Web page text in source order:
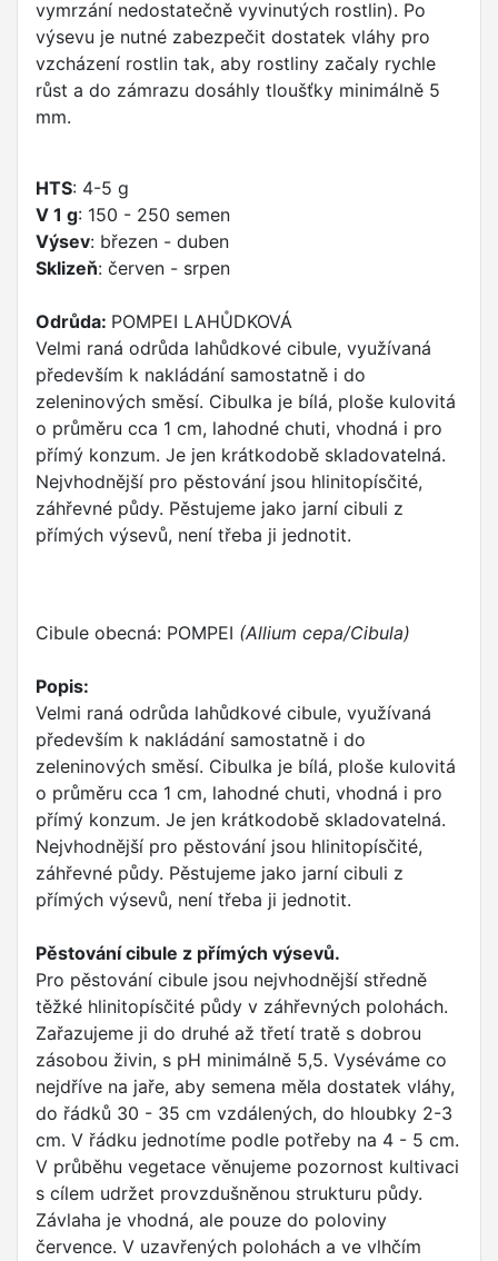
vymrzání nedostatečně vyvinutých rostlin). Po
výsevu je nutné zabezpečit dostatek vláhy pro
vzcházení rostlin tak, aby rostliny začaly rychle
růst a do zámrazu dosáhly tloušťky minimálně 5
mm.
HTS: 4-5 g
V 1 g: 150 - 250 semen
Výsev: březen - duben
Sklizeň: červen - srpen
Odrůda: POMPEI LAHŮDKOVÁ
Velmi raná odrůda lahůdkové cibule, využívaná
především k nakládání samostatně i do
zeleninových směsí. Cibulka je bílá, ploše kulovitá
o průměru cca 1 cm, lahodné chuti, vhodná i pro
přímý konzum. Je jen krátkodobě skladovatelná.
Nejvhodnější pro pěstování jsou hlinitopísčité,
záhřevné půdy. Pěstujeme jako jarní cibuli z
přímých výsevů, není třeba ji jednotit.
Cibule obecná: POMPEI (Allium cepa/Cibula)
Popis:
Velmi raná odrůda lahůdkové cibule, využívaná
především k nakládání samostatně i do
zeleninových směsí. Cibulka je bílá, ploše kulovitá
o průměru cca 1 cm, lahodné chuti, vhodná i pro
přímý konzum. Je jen krátkodobě skladovatelná.
Nejvhodnější pro pěstování jsou hlinitopísčité,
záhřevné půdy. Pěstujeme jako jarní cibuli z
přímých výsevů, není třeba ji jednotit.
Pěstování cibule z přímých výsevů.
Pro pěstování cibule jsou nejvhodnější středně
těžké hlinitopísčité půdy v záhřevných polohách.
Zařazujeme ji do druhé až třetí tratě s dobrou
zásobou živin, s pH minimálně 5,5. Vyséváme co
nejdříve na jaře, aby semena měla dostatek vláhy,
do řádků 30 - 35 cm vzdálených, do hloubky 2-3
cm. V řádku jednotíme podle potřeby na 4 - 5 cm.
V průběhu vegetace věnujeme pozornost kultivaci
s cílem udržet provzdušněnou strukturu půdy.
Závlaha je vhodná, ale pouze do poloviny
července. V uzavřených polohách a ve vlhčím